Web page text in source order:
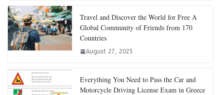
Travel and Discover the World for Free A
Global Community of Friends from 170
Countries
August 27, 2025
Everything You Need to Pass the Car and
Motorcycle Driving License Exam in Greece